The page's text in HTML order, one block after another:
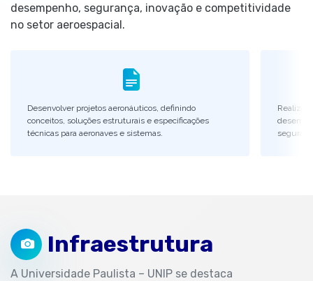
desempenho, segurança, inovação e competitividade
no setor aeroespacial.
Desenvolver projetos aeronáuticos, definindo
conceitos, soluções estruturais e especificações
técnicas para aeronaves e sistemas.
Realizar
Infraestrutura
A Universidade Paulista – UNIP se destaca